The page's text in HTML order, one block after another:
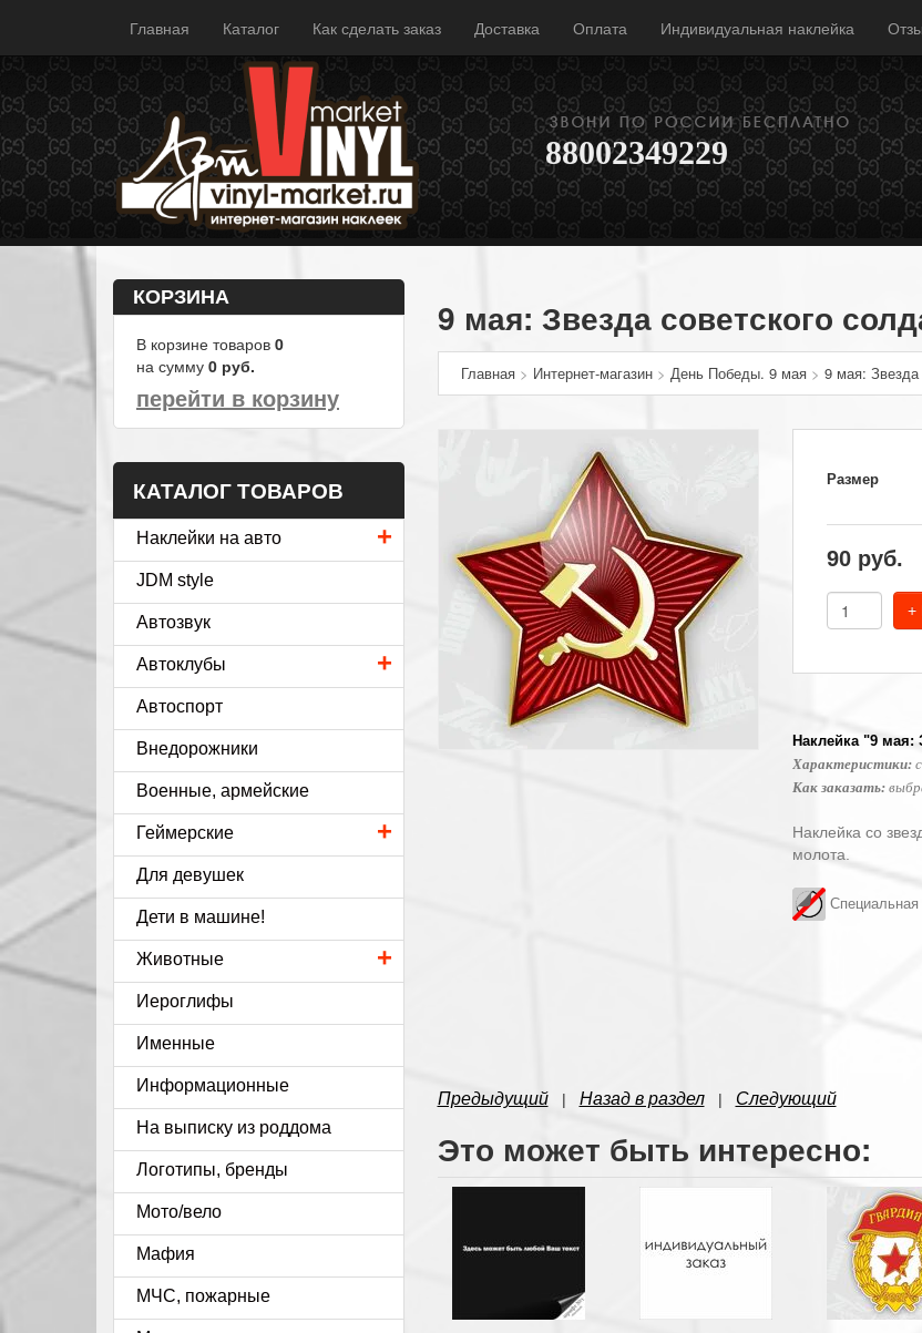
Главная Каталог Как сделать заказ Доставка Оплата Индивидуальная наклейка
88002349229
9 мая: Звезда советского
Главная> Интернет-магазин> День Победы. 9 мая> 9 мая: Звезда
Размер
90руб.
+
Наклейка "9 мая:
Характеристики:
Как заказать:
Наклейка со
молота.
Специальная
Предыдущий| Назад в раздел| Следующий
Это может быть интересно:
КОРЗИНА
В корзине товаров 0
на сумму 0 руб.
перейти в корзину
КАТАЛОГ ТОВАРОВ
+
Наклейки на авто
JDM style
Автозвук
+
Автоклубы
Автоспорт
Внедорожники
Военные, армейские
+
Геймерские
Для девушек
Дети в машине!
+
Животные
Иероглифы
Именные
Информационные
На выписку из роддома
Логотипы, бренды
Мото/вело
Мафия
МЧС, пожарные